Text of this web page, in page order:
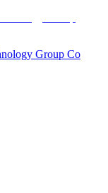
Group Co